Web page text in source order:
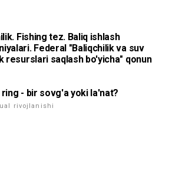
Fishing tez. Baliq ishlash
Federal "Baliqchilik va suv
resurslari saqlash bo'yicha" qonun
- bir sovg'a yoki la'nat?
rivojlanishi